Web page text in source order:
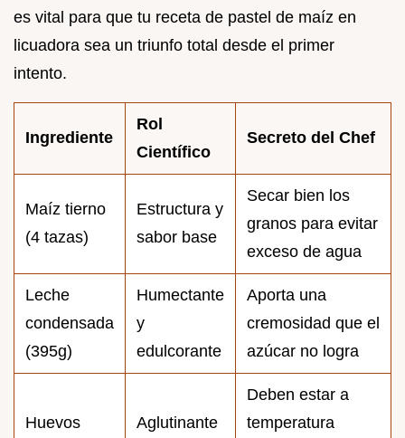
es vital para que tu receta de pastel de maíz en
licuadora sea un triunfo total desde el primer
intento.
Ingrediente
Rol
Científico
Secreto del Chef
Maíz tierno
(4 tazas)
Estructura y
sabor base
Secar bien los
granos para evitar
exceso de agua
Leche
condensada
(395g)
Humectante
y
edulcorante
Aporta una
cremosidad que el
azúcar no logra
Huevos
Aglutinante
Deben estar a
temperatura